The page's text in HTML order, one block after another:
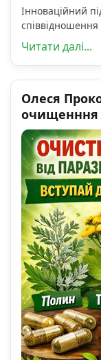
Інноваційний
співвідношення
Читати далі...
Олеся
очищенння